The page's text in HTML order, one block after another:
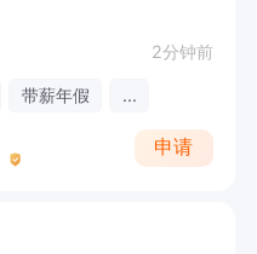
2分钟前
带薪年假 ...
申请